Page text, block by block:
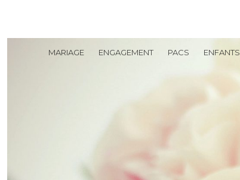
MARIAGE ENGAGEMENT PACS ENFANTS